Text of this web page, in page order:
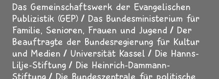
Das Gemeinschaftswerk der Evangelischen
Publizistik (GEP)
Das Bundesministerium für
Familie, Senioren, Frauen und Jugend
Der
Beauftragte der Bundesregierung für Kultur
und Medien
Universität Kassel
Die Hanns-
Lilje-Stiftung
Die Heinrich-Dammann-
Stiftung
Die Bundeszentrale für politische